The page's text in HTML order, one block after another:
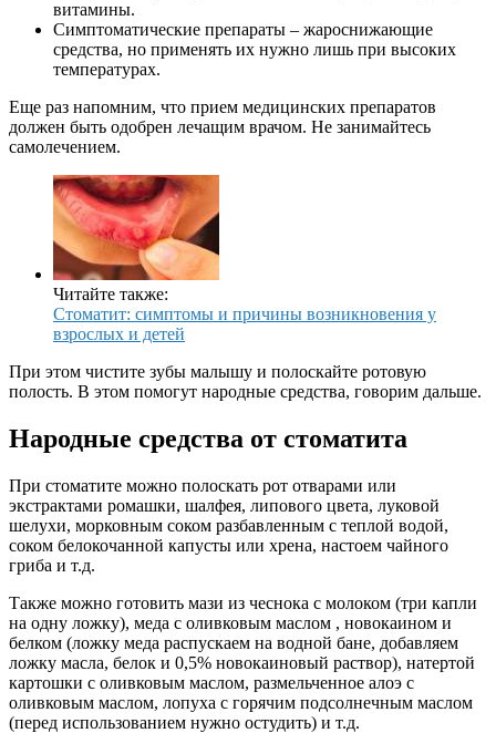
витамины.
Симптоматические препараты – жароснижающие
средства, но применять их нужно лишь при высоких
температурах.
Еще раз напомним, что прием медицинских препаратов
должен быть одобрен лечащим врачом. Не занимайтесь
самолечением.
Читайте также:
Стоматит: симптомы и причины возникновения у
взрослых и детей
При этом чистите зубы малышу и полоскайте ротовую
полость. В этом помогут народные средства, говорим дальше.
Народные средства от стоматита
При стоматите можно полоскать рот отварами или
экстрактами ромашки, шалфея, липового цвета, луковой
шелухи, морковным соком разбавленным с теплой водой,
соком белокочанной капусты или хрена, настоем чайного
гриба и т.д.
Также можно готовить мази из чеснока с молоком (три капли
на одну ложку), меда с оливковым маслом , новокаином и
белком (ложку меда распускаем на водной бане, добавляем
ложку масла, белок и 0,5% новокаиновый раствор), натертой
картошки с оливковым маслом, размельченное алоэ с
оливковым маслом, лопуха с горячим подсолнечным маслом
(перед использованием нужно остудить) и т.д.